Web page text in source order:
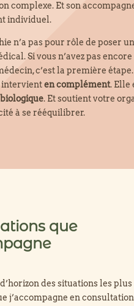
complexe. Et son
individuel.
n’a pas pour rôle de poser un
Si vous n’avez pas encore
c’est la première étape.
en complément. Elle
. Et soutient votre
à se rééquilibrer.
que
des situations les plus
j’accompagne en